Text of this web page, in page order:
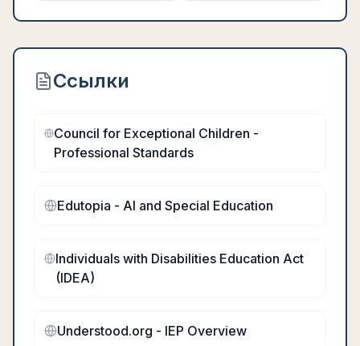
Ссылки
Council for Exceptional Children -
Professional Standards
Edutopia - AI and Special Education
Individuals with Disabilities Education Act
(IDEA)
Understood.org - IEP Overview